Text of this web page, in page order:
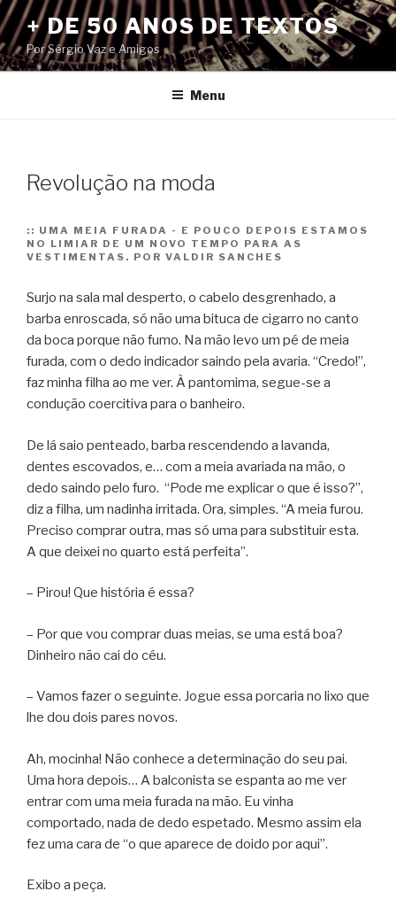
Pular
para
o
conteúdo
+ DE 50 ANOS DE TEXTOS
Por Sérgio Vaz e Amigos
Menu
Revolução na moda
:: UMA MEIA FURADA - E POUCO DEPOIS ESTAMOS
NO LIMIAR DE UM NOVO TEMPO PARA AS
VESTIMENTAS. POR VALDIR SANCHES
Surjo na sala mal desperto, o cabelo desgrenhado, a
barba enroscada, só não uma bituca de cigarro no canto
da boca porque não fumo. Na mão levo um pé de meia
furada, com o dedo indicador saindo pela avaria. “Credo!”,
faz minha filha ao me ver. À pantomima, segue-se a
condução coercitiva para o banheiro.
De lá saio penteado, barba rescendendo a lavanda,
dentes escovados, e… com a meia avariada na mão, o
dedo saindo pelo furo. “Pode me explicar o que é isso?”,
diz a filha, um nadinha irritada. Ora, simples. “A meia furou.
Preciso comprar outra, mas só uma para substituir esta.
A que deixei no quarto está perfeita”.
– Pirou! Que história é essa?
– Por que vou comprar duas meias, se uma está boa?
Dinheiro não cai do céu.
– Vamos fazer o seguinte. Jogue essa porcaria no lixo que
lhe dou dois pares novos.
Ah, mocinha! Não conhece a determinação do seu pai.
Uma hora depois… A balconista se espanta ao me ver
entrar com uma meia furada na mão. Eu vinha
comportado, nada de dedo espetado. Mesmo assim ela
fez uma cara de “o que aparece de doido por aqui”.
Exibo a peça.